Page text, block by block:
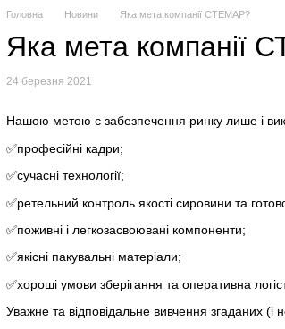
Головна Новини Яка мета компанії СТЕМАР?
Яка мета компанії
24 березня 2021
Нашою метою є забезпечення ринку лише і
✅професійні кадри;
✅сучасні технології;
✅ретельний контроль якості сировини та
✅поживні і легкозасвоювані компоненти;
✅якісні пакувальні матеріали;
✅хороші умови зберігання та оперативна
Уважне та відповідальне вивчення згаданих